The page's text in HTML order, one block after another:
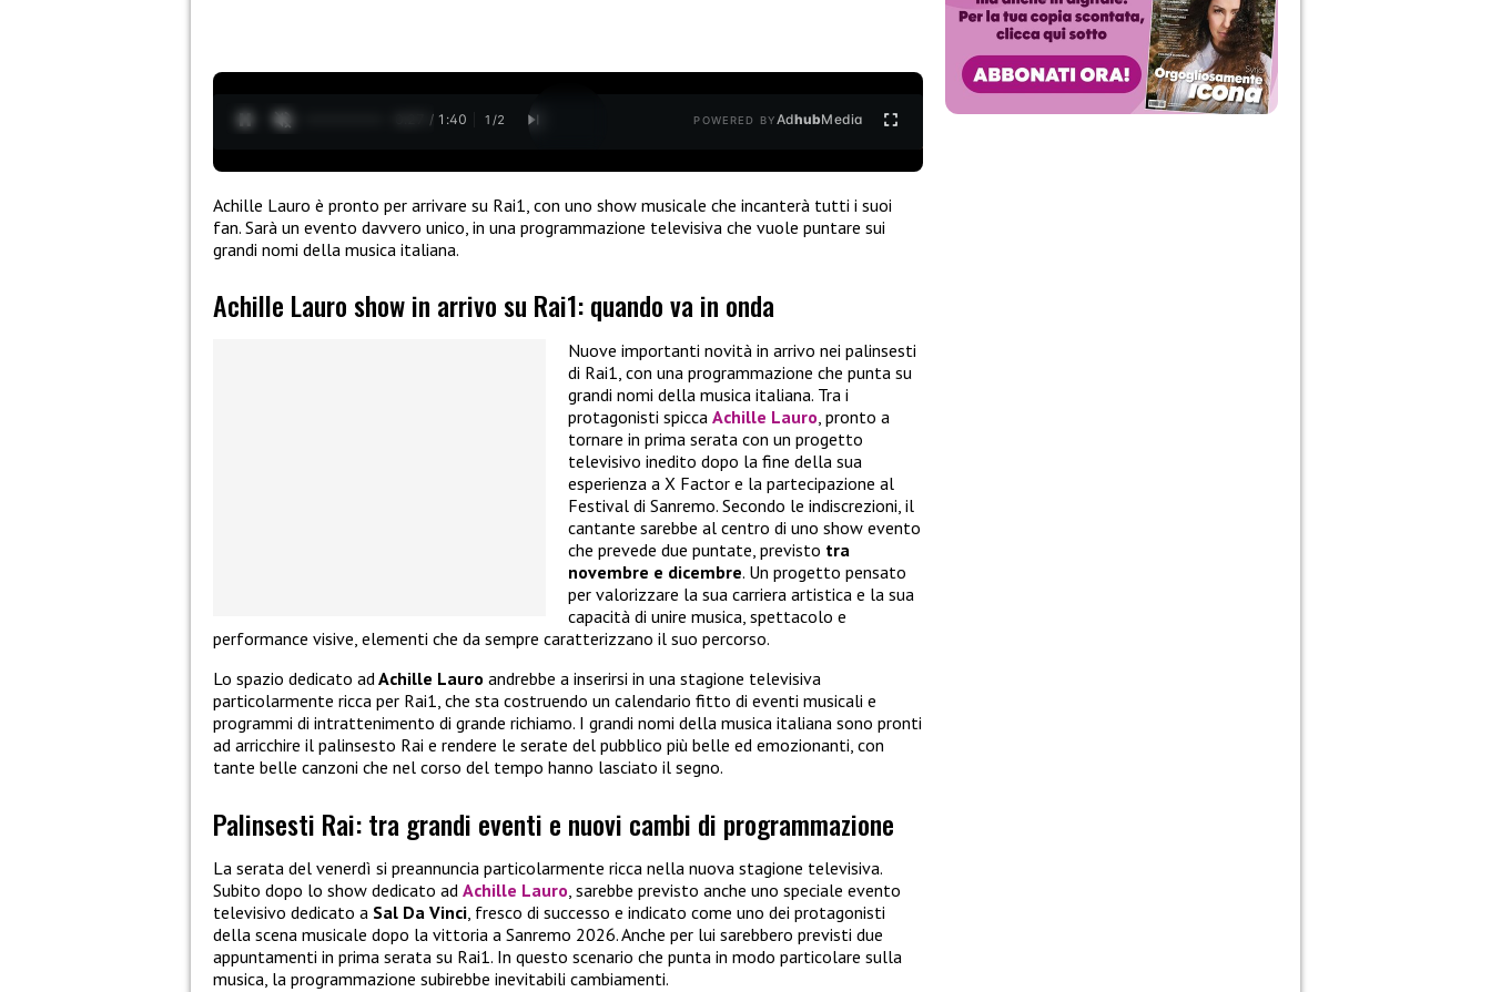
0:28 / 1:40 1 /2 POWERED BYAdhubMedia
Achille Lauro è pronto per arrivare su Rai1, con uno show musicale che incanterà tutti i suoi
fan. Sarà un evento davvero unico, in una programmazione televisiva che vuole puntare sui
grandi nomi della musica italiana.
Achille Lauro show in arrivo su Rai1: quando va in onda
Nuove importanti novità in arrivo nei palinsesti
di Rai1, con una programmazione che punta su
grandi nomi della musica italiana. Tra i
protagonisti spicca Achille Lauro, pronto a
tornare in prima serata con un progetto
televisivo inedito dopo la fine della sua
esperienza a X Factor e la partecipazione al
Festival di Sanremo. Secondo le indiscrezioni, il
cantante sarebbe al centro di uno show evento
che prevede due puntate, previsto tra
novembre e dicembre. Un progetto pensato
per valorizzare la sua carriera artistica e la sua
capacità di unire musica, spettacolo e
performance visive, elementi che da sempre caratterizzano il suo percorso.
Lo spazio dedicato adAchille Lauro andrebbe a inserirsi in una stagione televisiva
particolarmente ricca per Rai1, che sta costruendo un calendario fitto di eventi musicali e
programmi di intrattenimento di grande richiamo. I grandi nomi della musica italiana sono pronti
ad arricchire il palinsesto Rai e rendere le serate del pubblico più belle ed emozionanti, con
tante belle canzoni che nel corso del tempo hanno lasciato il segno.
Palinsesti Rai: tra grandi eventi e nuovi cambi di programmazione
La serata del venerdì si preannuncia particolarmente ricca nella nuova stagione televisiva.
Subito dopo lo show dedicato ad Achille Lauro, sarebbe previsto anche uno speciale evento
televisivo dedicato a Sal Da Vinci, fresco di successo e indicato come uno dei protagonisti
della scena musicale dopo la vittoria a Sanremo 2026. Anche per lui sarebbero previsti due
appuntamenti in prima serata su Rai1. In questo scenario che punta in modo particolare sulla
musica, la programmazione subirebbe inevitabili cambiamenti.